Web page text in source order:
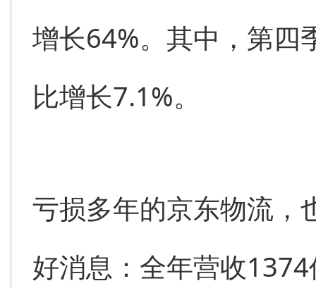
增长64%。其中，第四
比增长7.1%。
亏损多年的京东物流，
好消息：全年营收